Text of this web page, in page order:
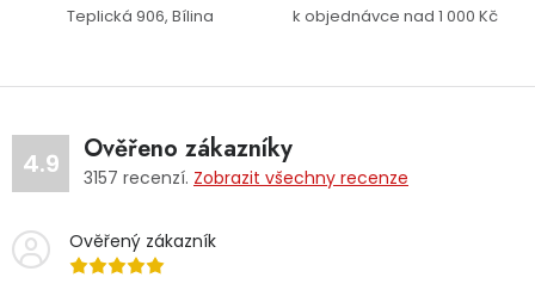
Teplická 906, Bílina k objednávce nad 1 000 Kč
4.9 Ověřeno zákazníky
3157 recenzí. Zobrazit všechny recenze
Ověřený zákazník